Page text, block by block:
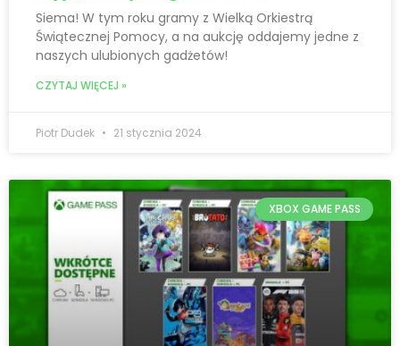
Siema! W tym roku gramy z Wielką Orkiestrą
Świątecznej Pomocy, a na aukcję oddajemy jedne z
naszych ulubionych gadżetów!
CZYTAJ WIĘCEJ »
Piotr Dudek 21 stycznia 2024
XBOX GAME PASS